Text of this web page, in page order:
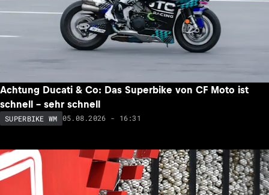
Achtung Ducati & Co: Das Superbike von CF Moto ist
schnell – sehr schnell
SUPERBIKE WM 05.08.2026 - 16:31